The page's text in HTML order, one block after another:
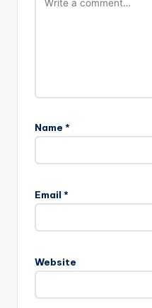
Name *
Email *
Website